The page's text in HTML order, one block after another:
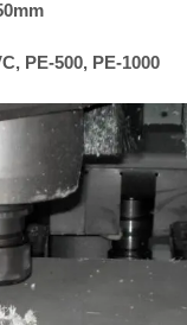
PE-500, PE-1000